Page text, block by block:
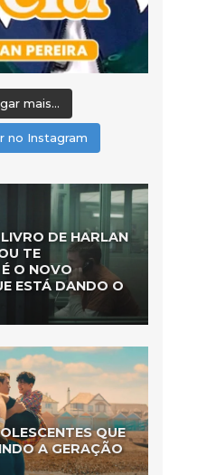
mais...
no Instagram
DE HARLAN
TE
É O NOVO
ESTÁ DANDO O
QUE
A GERAÇÃO